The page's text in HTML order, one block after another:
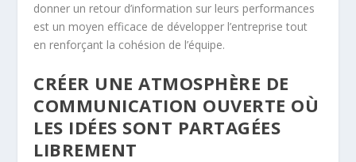
donner un retour d’information sur leurs performances
est un moyen efficace de développer l’entreprise tout
en renforçant la cohésion de l’équipe.
CRÉER UNE ATMOSPHÈRE DE
COMMUNICATION OUVERTE OÙ
LES IDÉES SONT PARTAGÉES
LIBREMENT